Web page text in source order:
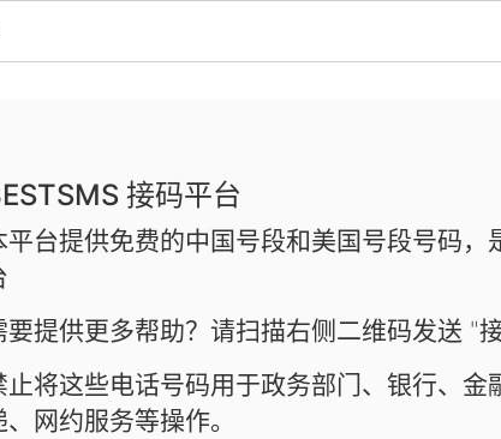
接码平台
平台提供免费的中国号段和美国号段号码
要提供更多帮助？请扫描右侧二维码发送 "
止将这些电话号码用于政务部门、银行、金
、网约服务等操作。